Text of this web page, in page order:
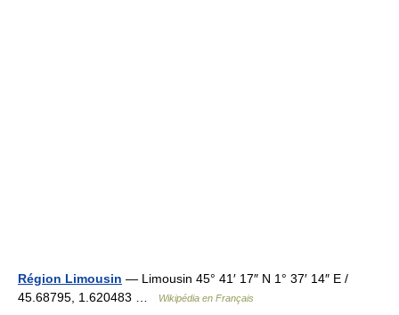
Région Limousin — Limousin 45° 41′ 17″ N 1° 37′ 14″ E /
45.68795, 1.620483 …
Wikipédia en Français